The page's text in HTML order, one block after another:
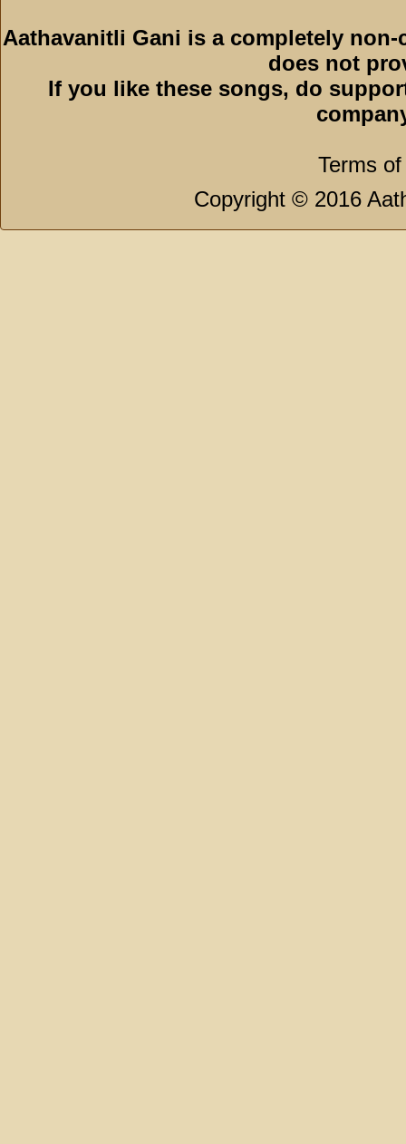
Aathavanitli Gani is a completely
does not
If you like these songs, do
Terms
Copyright © 2016